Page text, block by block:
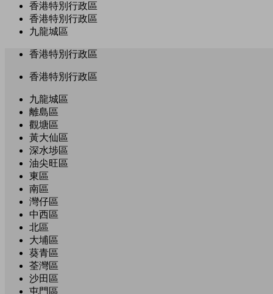
香港特別行政區
香港特別行政區
九龍城區
香港特別行政區
香港特別行政區
九龍城區
離島區
觀塘區
黃大仙區
深水埗區
油尖旺區
東區
南區
灣仔區
中西區
北區
大埔區
葵青區
荃灣區
沙田區
屯門區